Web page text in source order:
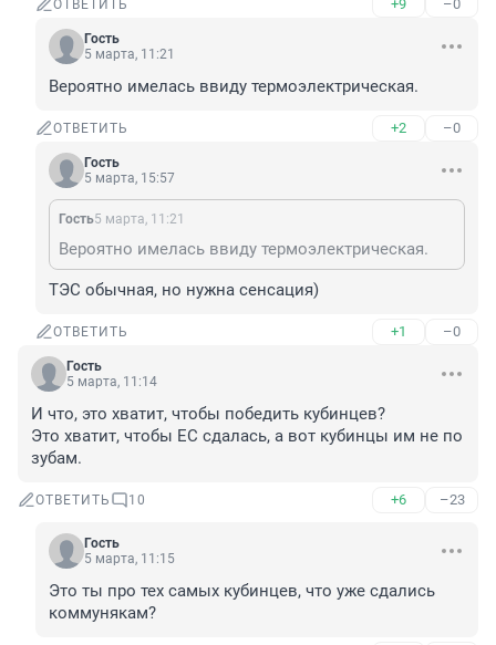
ОТВЕТИТЬ +9 –0
Гость
5 марта, 11:21
Вероятно имелась ввиду термоэлектрическая.
ОТВЕТИТЬ +2 –0
Гость
5 марта, 15:57
Гость5 марта, 11:21
Вероятно имелась ввиду термоэлектрическая.
ТЭС обычная, но нужна сенсация)
ОТВЕТИТЬ +1 –0
Гость
5 марта, 11:14
И что, это хватит, чтобы победить кубинцев?
Это хватит, чтобы ЕС сдалась, а вот кубинцы им не по
зубам.
ОТВЕТИТЬ 10 +6 –23
Гость
5 марта, 11:15
Это ты про тех самых кубинцев, что уже сдались
коммунякам?